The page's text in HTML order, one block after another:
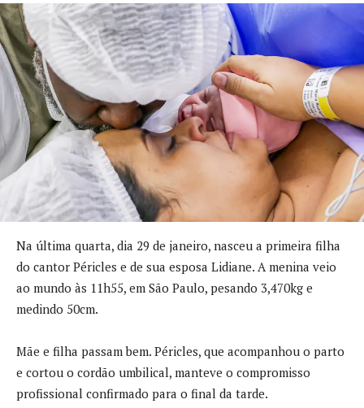
Na última quarta, dia 29 de janeiro, nasceu a primeira filha
do cantor Péricles e de sua esposa Lidiane. A menina veio
ao mundo às 11h55, em São Paulo, pesando 3,470kg e
medindo 50cm.
Mãe e filha passam bem. Péricles, que acompanhou o parto
e cortou o cordão umbilical, manteve o compromisso
profissional confirmado para o final da tarde.